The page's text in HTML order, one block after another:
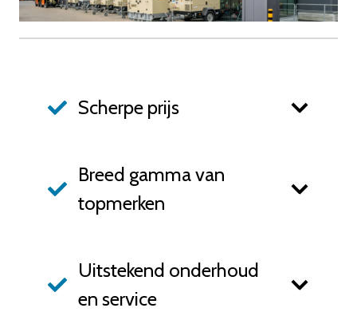
Scherpe prijs
Breed gamma van
topmerken
Uitstekend onderhoud
en service